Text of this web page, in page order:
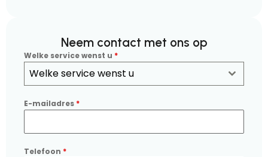
Neem contact met ons op
Welke service wenst u *
Welke service wenst u
E-mailadres *
Telefoon *